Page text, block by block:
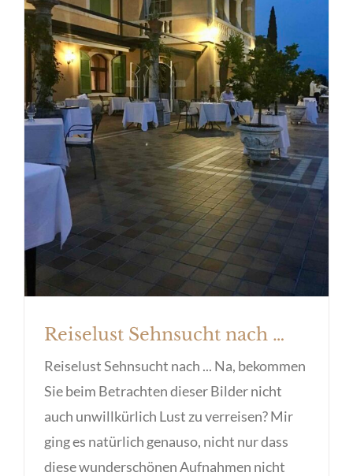
Reiselust Sehnsucht nach …
Reiselust Sehnsucht nach …
Reiselust Sehnsucht nach ... Na, bekommen
Sie beim Betrachten dieser Bilder nicht
auch unwillkürlich Lust zu verreisen? Mir
ging es natürlich genauso, nicht nur dass
diese wunderschönen Aufnahmen nicht